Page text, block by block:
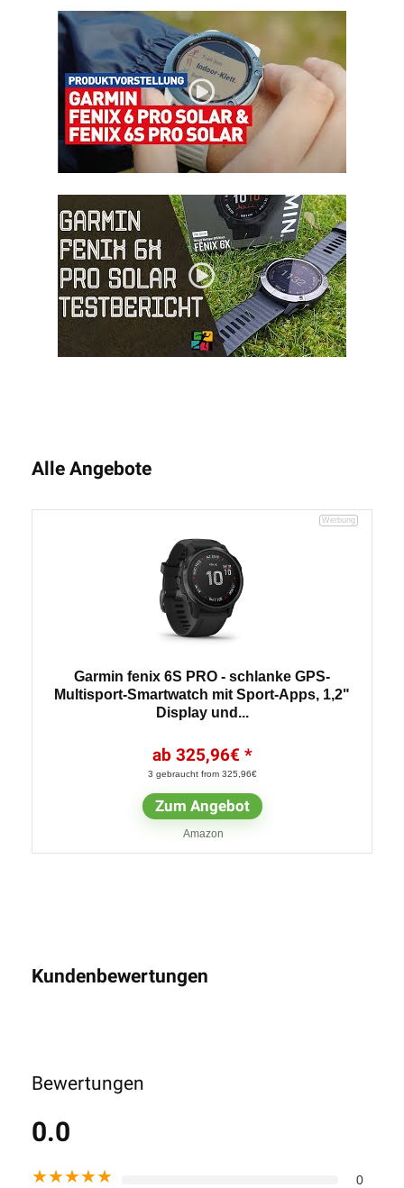
Alle Angebote
Garmin fenix 6S PRO - schlanke GPS-
Multisport-Smartwatch mit Sport-Apps, 1,2"
Display und...
325,96€
3 gebraucht from 325,96€
Zum Angebot
Amazon
Kundenbewertungen
Bewertungen
0.0
★★★★★ 0